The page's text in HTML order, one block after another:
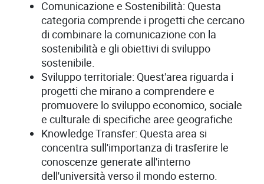
Comunicazione e Sostenibilità: Questa
categoria comprende i progetti che cercano
di combinare la comunicazione con la
sostenibilità e gli obiettivi di sviluppo
sostenibile.
Sviluppo territoriale: Quest'area riguarda i
progetti che mirano a comprendere e
promuovere lo sviluppo economico, sociale
e culturale di specifiche aree geografiche
Knowledge Transfer: Questa area si
concentra sull'importanza di trasferire le
conoscenze generate all'interno
dell'università verso il mondo esterno.